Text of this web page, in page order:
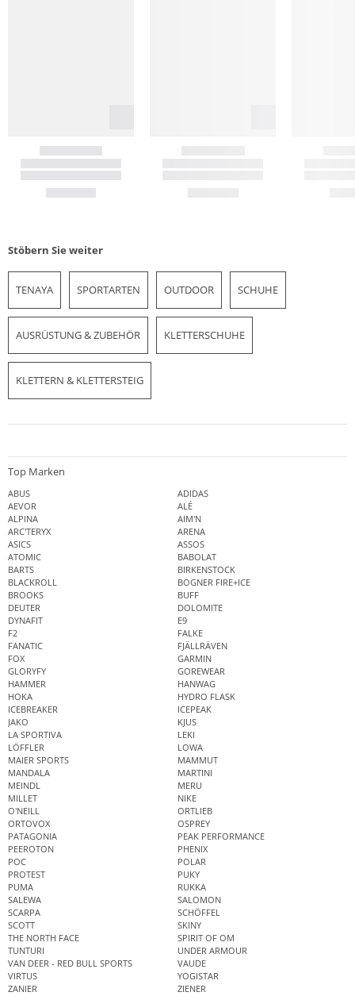
Stöbern Sie weiter
TENAYA SPORTARTEN OUTDOOR SCHUHE
AUSRÜSTUNG & ZUBEHÖR KLETTERSCHUHE
KLETTERN & KLETTERSTEIG
Top Marken
ABUS
ADIDAS
AEVOR
ALÉ
ALPINA
AIM'N
ARC'TERYX
ARENA
ASICS
ASSOS
ATOMIC
BABOLAT
BARTS
BIRKENSTOCK
BLACKROLL
BOGNER FIRE+ICE
BROOKS
BUFF
DEUTER
DOLOMITE
DYNAFIT
E9
F2
FALKE
FANATIC
FJÄLLRÄVEN
FOX
GARMIN
GLORYFY
GOREWEAR
HAMMER
HANWAG
HOKA
HYDRO FLASK
ICEBREAKER
ICEPEAK
JAKO
KJUS
LA SPORTIVA
LEKI
LÖFFLER
LOWA
MAIER SPORTS
MAMMUT
MANDALA
MARTINI
MEINDL
MERU
MILLET
NIKE
O'NEILL
ORTLIEB
ORTOVOX
OSPREY
PATAGONIA
PEAK PERFORMANCE
PEEROTON
PHENIX
POC
POLAR
PROTEST
PUKY
PUMA
RUKKA
SALEWA
SALOMON
SCARPA
SCHÖFFEL
SCOTT
SKINY
THE NORTH FACE
SPIRIT OF OM
TUNTURI
UNDER ARMOUR
VAN DEER - RED BULL SPORTS
VAUDE
VIRTUS
YOGISTAR
ZANIER
ZIENER